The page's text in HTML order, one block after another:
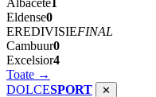
Eldense0
EREDIVISIEFINAL
Cambuur0
Excelsior4
Toate →
DOLCESPORT ✕